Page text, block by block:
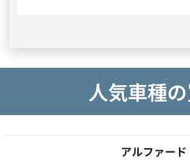
人気車種
アルファード